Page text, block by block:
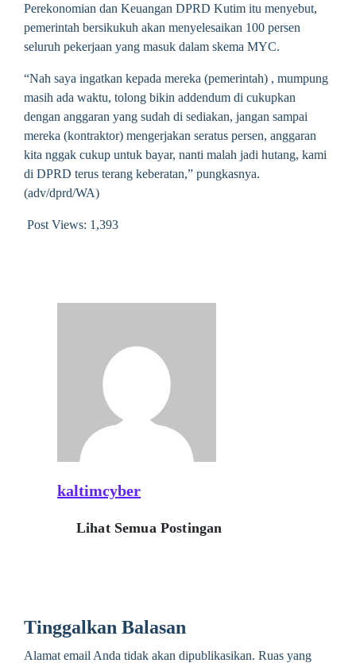
Perekonomian dan Keuangan DPRD Kutim itu menyebut,
pemerintah bersikukuh akan menyelesaikan 100 persen
seluruh pekerjaan yang masuk dalam skema MYC.
“Nah saya ingatkan kepada mereka (pemerintah) , mumpung
masih ada waktu, tolong bikin addendum di cukupkan
dengan anggaran yang sudah di sediakan, jangan sampai
mereka (kontraktor) mengerjakan seratus persen, anggaran
kita nggak cukup untuk bayar, nanti malah jadi hutang, kami
di DPRD terus terang keberatan,” pungkasnya.
(adv/dprd/WA)
Post Views: 1,393
kaltimcyber
Lihat Semua Postingan
Tinggalkan Balasan
Alamat email Anda tidak akan dipublikasikan. Ruas yang